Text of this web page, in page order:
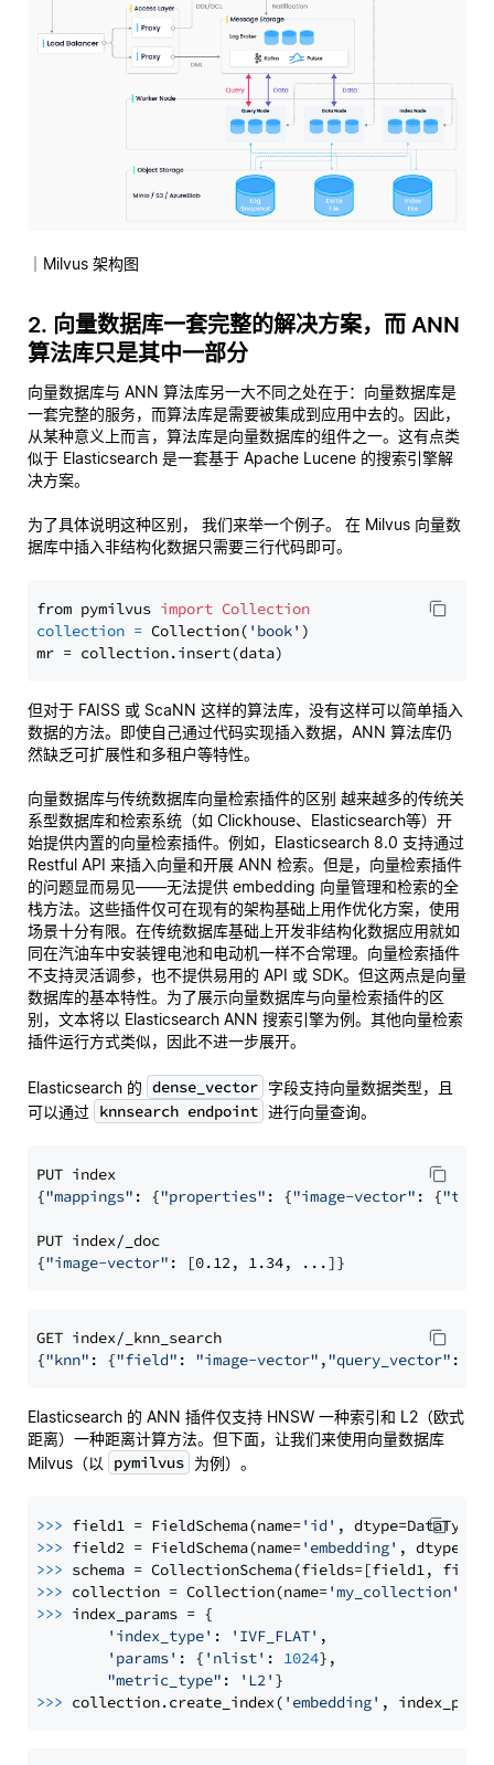
｜Milvus 架构图
2. 向量数据库一套完整的解决方案，而 ANN
算法库只是其中一部分
向量数据库与 ANN 算法库另一大不同之处在于：向量数据库是
一套完整的服务，而算法库是需要被集成到应用中去的。因此，
从某种意义上而言，算法库是向量数据库的组件之一。这有点类
似于 Elasticsearch 是一套基于 Apache Lucene 的搜索引擎解
决方案。
为了具体说明这种区别， 我们来举一个例子。 在 Milvus 向量数
据库中插入非结构化数据只需要三行代码即可。
from pymilvus import Collection
collection = Collection( 'book' )
但对于 FAISS 或 ScaNN 这样的算法库，没有这样可以简单插入
数据的方法。即使自己通过代码实现插入数据，ANN 算法库仍
然缺乏可扩展性和多租户等特性。
向量数据库与传统数据库向量检索插件的区别 越来越多的传统关
系型数据库和检索系统（如 Clickhouse、Elasticsearch等）开
始提供内置的向量检索插件。例如，Elasticsearch 8.0 支持通过
Restful API 来插入向量和开展 ANN 检索。但是，向量检索插件
的问题显而易见——无法提供 embedding 向量管理和检索的全
栈方法。这些插件仅可在现有的架构基础上用作优化方案，使用
场景十分有限。在传统数据库基础上开发非结构化数据应用就如
同在汽油车中安装锂电池和电动机一样不合常理。向量检索插件
不支持灵活调参，也不提供易用的 API 或 SDK。但这两点是向量
数据库的基本特性。为了展示向量数据库与向量检索插件的区
别，文本将以 Elasticsearch ANN 搜索引擎为例。其他向量检索
插件运行方式类似，因此不进一步展开。
Elasticsearch 的 dense_vector 字段支持向量数据类型，且
可以通过
knnsearch endpoint 进行向量查询。
PUT index
{"mappings" : {"properties" : {"image-vector" : {"type"
PUT index/_doc
{"image-vector"
GET index/_knn_search
{"knn" : {"field" : "image-vector" ,"query_vector" : [-
Elasticsearch 的 ANN 插件仅支持 HNSW 一种索引和 L2（欧式
距离）一种距离计算方法。但下面，让我们来使用向量数据库
Milvus（以
pymilvus 为例）。
>>> field1 = FieldSchema(name='id' ,
>>> field2 = FieldSchema(name='embedding' ,
>>> schema = CollectionSchema(fields=[field1,
>>> collection = Collection(name='my_collection'
>>> index_params = {
'index_type' : 'IVF_FLAT' ,
'params' : { 'nlist' : 1024},
"metric_type" : 'L2'
>>> collection.create_index( 'embedding'